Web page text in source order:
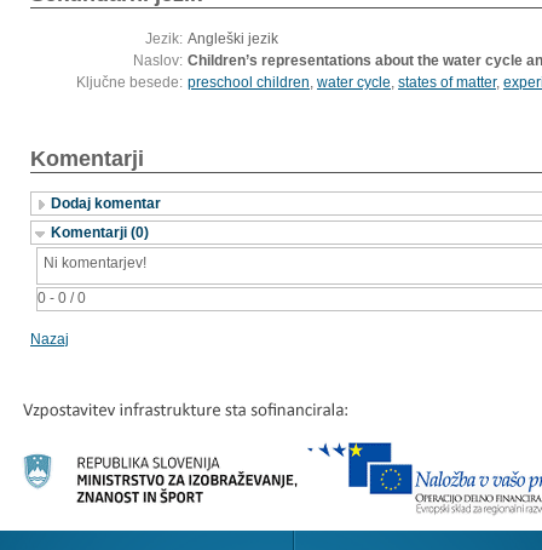
Jezik: Angleški jezik
Naslov: Children’s representations about the water cycle
Ključne besede: preschool children, water cycle, states of matter,
Komentarji
Dodaj komentar
Komentarji (0)
0 - 0 / 0
Ni komentarjev!
Nazaj